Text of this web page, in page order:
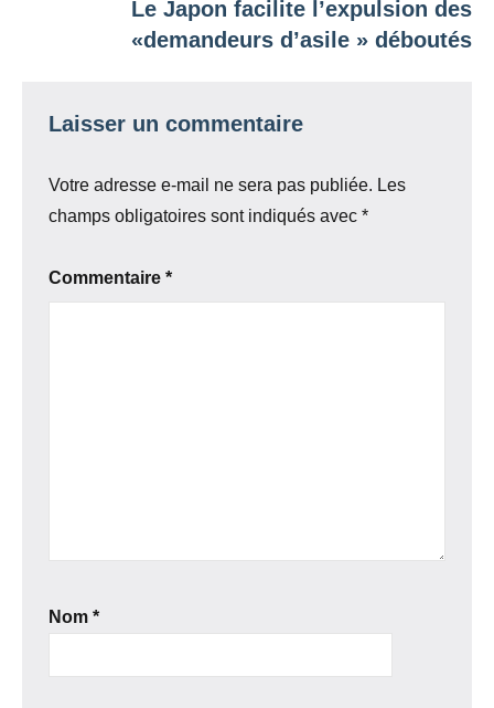
Le Japon facilite l’expulsion des
«demandeurs d’asile » déboutés
Laisser un commentaire
Votre adresse e-mail ne sera pas publiée. Les
champs obligatoires sont indiqués avec *
Commentaire *
Nom *